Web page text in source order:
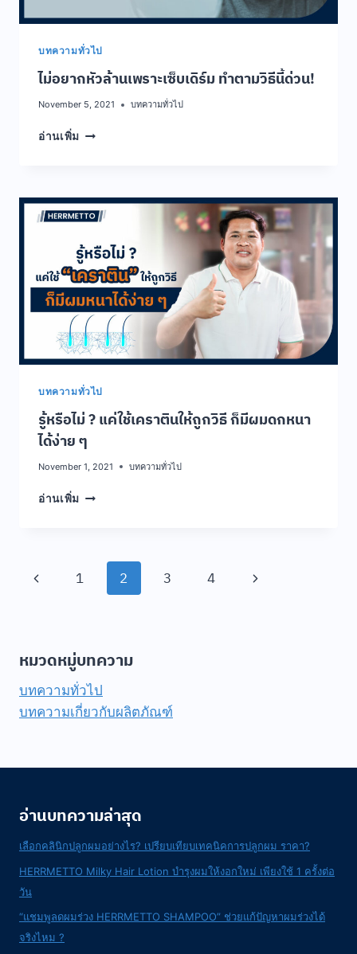
รู้
บทความทั่วไป
ไม่อยากหัวล้านเพราะเซ็บเดิร์ม ทำตามวิธีนี้ด่วน!
November 5, 2021 บทความทั่วไป
อ่านเพิ่ม ไม่
เพ
ราะ
ทำ
ตาม
วิธี
นี้
ด่วน!
บทความทั่วไป
รู้หรือไม่ ? แค่ใช้เคราตินให้ถูกวิธี ก็มีผมดกหนา
ได้ง่าย ๆ
November 1, 2021 บทความทั่วไป
อ่านเพิ่ม
ใช้
วิธี
มี
ผม
Page
Previous1 2 3 4
Next
หมวดหมู่บทความ
บทความทั่วไป
บทความเกี่ยวกับผลิตภัณฑ์
อ่านบทความล่าสุด
เลือกคลินิกปลูกผมอย่างไร? เปรียบเทียบเทคนิคการปลูกผม ราคา?
HERRMETTO Milky Hair Lotion บำรุงผมให้งอกใหม่ เพียงใช้ 1 ครั้งต่อ
วัน
“แชมพูลดผมร่วง HERRMETTO SHAMPOO” ช่วยแก้ปัญหาผมร่วงได้
จริงไหม ?